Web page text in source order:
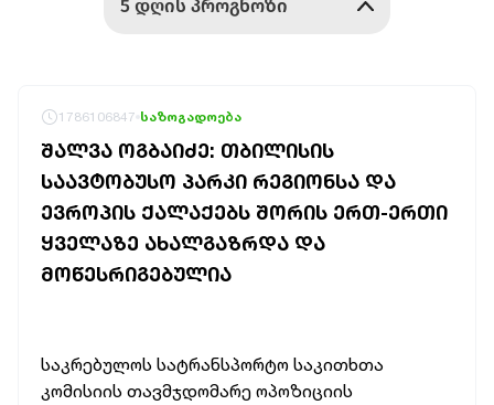
1786106847 საზოგადოება
ᲨᲐᲚᲕᲐ ᲝᲒᲑᲐᲘᲫᲔ: ᲗᲑᲘᲚᲘᲡᲘᲡ
ᲡᲐᲐᲕᲢᲝᲑᲣᲡᲝ ᲞᲐᲠᲙᲘ ᲠᲔᲒᲘᲝᲜᲡᲐ ᲓᲐ
ᲔᲕᲠᲝᲞᲘᲡ ᲥᲐᲚᲐᲥᲔᲑᲡ ᲨᲝᲠᲘᲡ ᲔᲠᲗ-ᲔᲠᲗᲘ
ᲧᲕᲔᲚᲐᲖᲔ ᲐᲮᲐᲚᲒᲐᲖᲠᲓᲐ ᲓᲐ
ᲛᲝᲬᲔᲡᲠᲘᲒᲔᲑᲣᲚᲘᲐ
საკრებულოს სატრანსპორტო საკითხთა
კომისიის თავმჯდომარე ოპოზიციის